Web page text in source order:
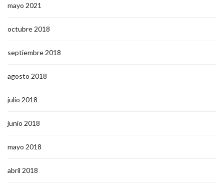
mayo 2021
octubre 2018
septiembre 2018
agosto 2018
julio 2018
junio 2018
mayo 2018
abril 2018